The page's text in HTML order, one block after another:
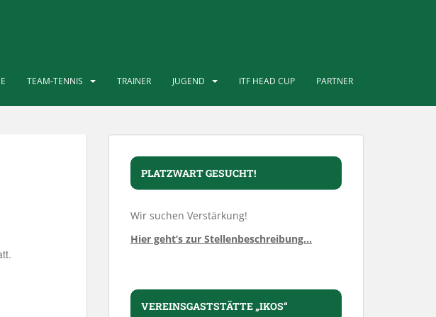
TEAM-TENNIS TRAINER JUGEND ITF HEAD CUP PARTNER
PLATZWART GESUCHT!
Wir suchen Verstärkung!
Hier geht’s zur Stellenbeschreibung…
VEREINSGASTSTÄTTE „IKOS“